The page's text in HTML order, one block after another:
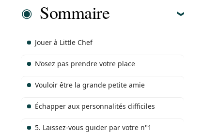
Sommaire
Jouer à Little Chef
N’osez pas prendre votre place
Vouloir être la grande petite amie
Échapper aux personnalités difficiles
5. Laissez-vous guider par votre n°1